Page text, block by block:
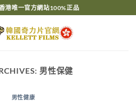
港唯一官方網站100%正品
男性保健
男性健康